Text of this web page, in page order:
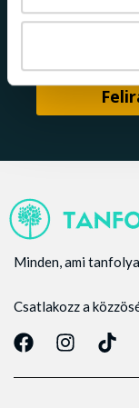
Elfogadom az
Minden, ami
Csatlakozz a